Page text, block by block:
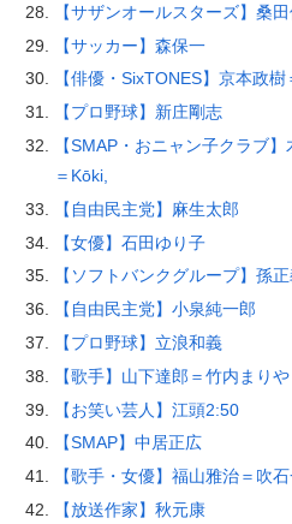
【サザンオールスターズ】桑
【サッカー】森保一
【俳優・SixTONES】京本政
【プロ野球】新庄剛志
【SMAP・おニャン子クラブ
＝Kōki,
【自由民主党】麻生太郎
【女優】石田ゆり子
【ソフトバンクグループ】孫
【自由民主党】小泉純一郎
【プロ野球】立浪和義
【歌手】山下達郎＝竹内まりや
【お笑い芸人】江頭2:50
【SMAP】中居正広
【歌手・女優】福山雅治＝吹
【放送作家】秋元康